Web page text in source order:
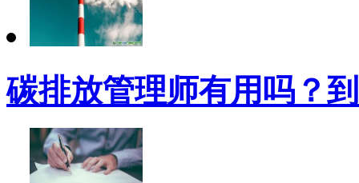
碳排放管理师有用吗？